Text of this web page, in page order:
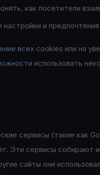
как посетители
и предпочтения
всех cookies или на
использовать
сервисы (такие как
Эти сервисы
сайты они